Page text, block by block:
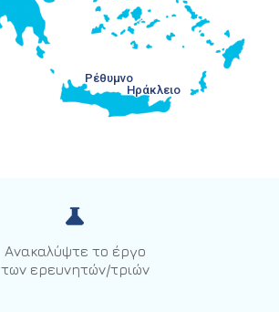
Ρέθυμνο
Ηράκλειο
Ανακαλύψτε το έργο
των ερευνητών/τριών